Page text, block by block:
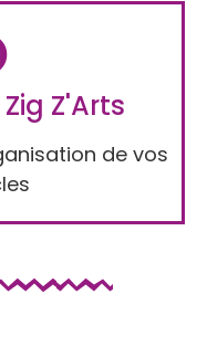
Z'Arts
de vos